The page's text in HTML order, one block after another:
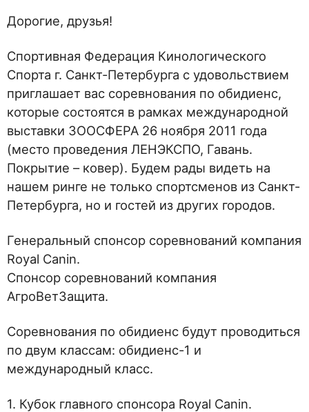
Дорогие, друзья!
Спортивная Федерация Кинологического
Спорта г. Санкт-Петербурга с удовольствием
приглашает вас соревнования по обидиенс,
которые состоятся в рамках международной
выставки ЗООСФЕРА 26 ноября 2011 года
(место проведения ЛЕНЭКСПО, Гавань.
Покрытие – ковер). Будем рады видеть на
нашем ринге не только спортсменов из Санкт-
Петербурга, но и гостей из других городов.
Генеральный спонсор соревнований компания
Royal Canin.
Спонсор соревнований компания
АгроВетЗащита.
Соревнования по обидиенс будут проводиться
по двум классам: обидиенс-1 и
международный класс.
1. Кубок главного спонсора Royal Canin.